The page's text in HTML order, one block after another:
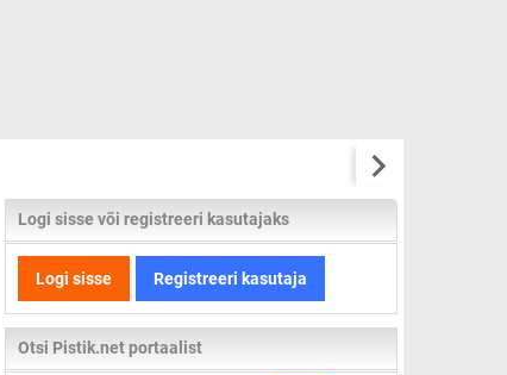
Logi sisse või registreeri kasutajaks
Logi sisse Registreeri kasutaja
Otsi Pistik.net portaalist